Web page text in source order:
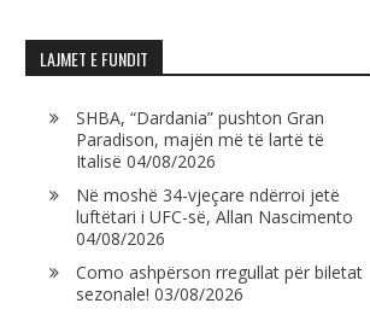
LAJMET E FUNDIT
SHBA, “Dardania” pushton Gran
Paradison, majën më të lartë të
Italisë 04/08/2026
Në moshë 34-vjeçare ndërroi jetë
luftëtari i UFC-së, Allan Nascimento
04/08/2026
Como ashpërson rregullat për biletat
sezonale! 03/08/2026